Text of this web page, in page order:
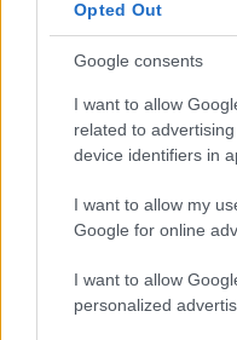
Opted Out
Google consents
I want to allow
related to
device identifiers in
I want to allow my
Google for online
I want to allow
personalized
Életmód
Gyakori tévhit dől
érdemes használni a